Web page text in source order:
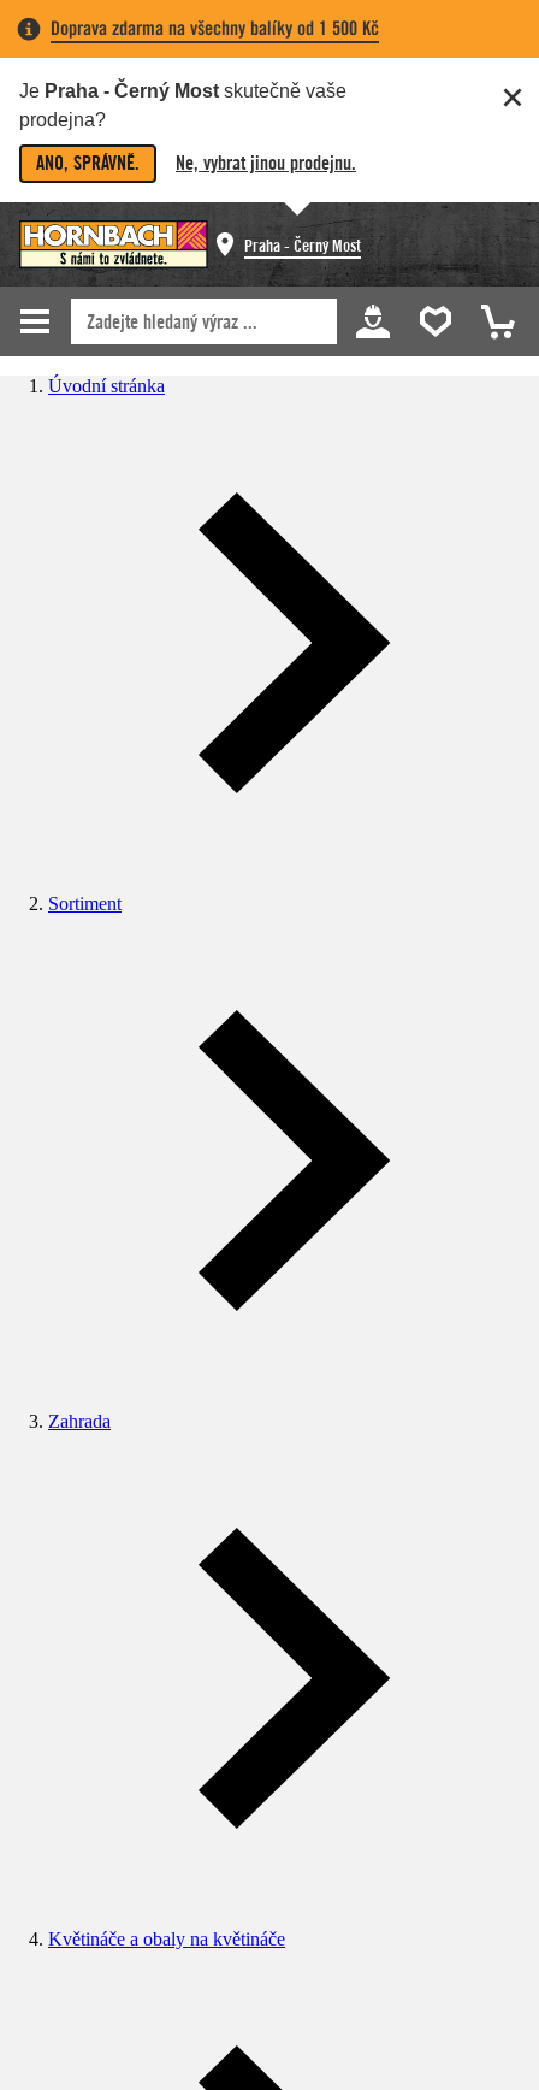
Doprava zdarma na všechny balíky od 1 500 Kč
Je Praha - Černý Most skutečně vaše
prodejna?
ANO, SPRÁVNĚ. Ne, vybrat jinou prodejnu.
Praha - Černý Most
Úvodní stránka
Sortiment
Zahrada
Květináče a obaly na květináče